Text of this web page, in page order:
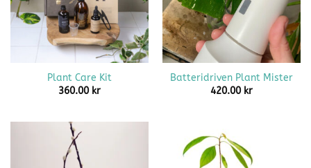
Plant Care Kit
360.00 kr
Batteridriven Plant Mister
420.00 kr